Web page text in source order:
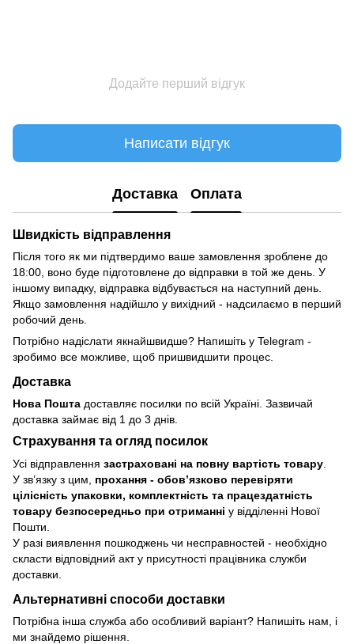
Додайте перший відгук
Написати відгук
Доставка Оплата
Швидкість відправлення
Після того як ми підтвердимо ваше замовлення зроблене до
18:00, воно буде підготовлене до відправки в той же день. У
іншому випадку, відправка відбувається на наступний день.
Якщо замовлення надійшло у вихідний - надсилаємо в перший
робочий день.
Потрібно надіслати якнайшвидше? Напишіть у Telegram -
зробимо все можливе, щоб пришвидшити процес.
Доставка
Нова Пошта доставляє посилки по всій Україні. Зазвичай
доставка займає від 1 до 3 днів.
Страхування та огляд посилок
Усі відправлення застраховані на повну вартість товару
У зв’язку з цим, прохання - обовʼязково перевіряти
цілісність упаковки, комплектність та працездатність
товару безпосередньо при отриманні у відділенні Нової
Пошти.
У разі виявлення пошкоджень чи несправностей - необхідно
скласти відповідний акт у присутності працівника служби
доставки.
Альтернативні способи доставки
Потрібна інша служба або особливий варіант? Напишіть нам, і
ми знайдемо рішення.